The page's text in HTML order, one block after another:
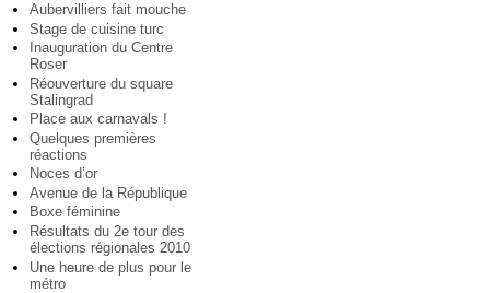
Aubervilliers fait mouche
Stage de cuisine turc
Inauguration du Centre
Roser
Réouverture du square
Stalingrad
Place aux carnavals !
Quelques premières
réactions
Noces d’or
Avenue de la République
Boxe féminine
Résultats du 2e tour des
élections régionales 2010
Une heure de plus pour le
métro